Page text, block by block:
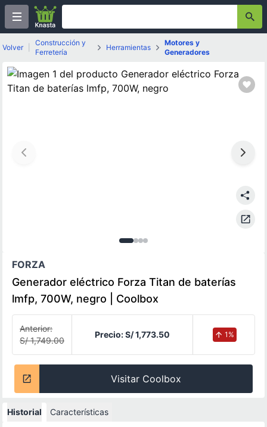
Volver
Construcción y
Ferretería
Herramientas
Motores y
Generadores
ImagenImagen
Imagen
Imagen
FORZA
Generador eléctrico Forza Titan de baterías
lmfp, 700W, negro | Coolbox
Anterior:
S/ 1,749.00
Precio:S/ 1,773.50 1 %
Visitar Coolbox
Historial Características